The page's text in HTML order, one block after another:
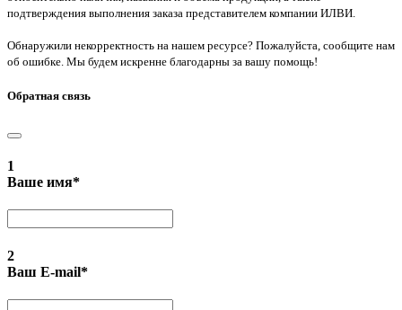
подтверждения выполнения заказа представителем компании ИЛВИ.
Обнаружили некорректность на нашем ресурсе? Пожалуйста, сообщите нам
об ошибке. Мы будем искренне благодарны за вашу помощь!
Обратная связь
1
Ваше имя*
2
Ваш E-mail*